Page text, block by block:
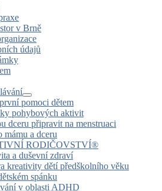
v Brně
údajů
pomoci dětem
pohybových aktivit
dceru připravit na menstruaci
mámu a dceru
RODIČOVSTVÍ®
a duševní zdraví
kreativity dětí předškolního věku
spánku
v oblasti ADHD